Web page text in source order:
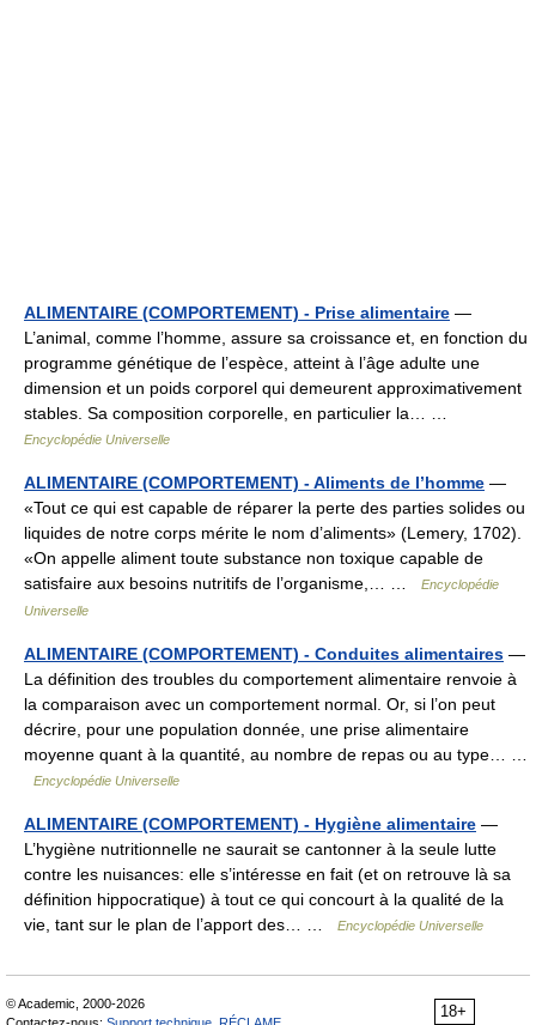
ALIMENTAIRE (COMPORTEMENT) - Prise alimentaire —
L’animal, comme l’homme, assure sa croissance et, en fonction du
programme génétique de l’espèce, atteint à l’âge adulte une
dimension et un poids corporel qui demeurent approximativement
stables. Sa composition corporelle, en particulier la… …
Encyclopédie Universelle
ALIMENTAIRE (COMPORTEMENT) - Aliments de l’homme —
«Tout ce qui est capable de réparer la perte des parties solides ou
liquides de notre corps mérite le nom d’aliments» (Lemery, 1702).
«On appelle aliment toute substance non toxique capable de
satisfaire aux besoins nutritifs de l’organisme,… …
Encyclopédie
Universelle
ALIMENTAIRE (COMPORTEMENT) - Conduites alimentaires —
La définition des troubles du comportement alimentaire renvoie à
la comparaison avec un comportement normal. Or, si l’on peut
décrire, pour une population donnée, une prise alimentaire
moyenne quant à la quantité, au nombre de repas ou au type… …
Encyclopédie Universelle
ALIMENTAIRE (COMPORTEMENT) - Hygiène alimentaire —
L’hygiène nutritionnelle ne saurait se cantonner à la seule lutte
contre les nuisances: elle s’intéresse en fait (et on retrouve là sa
définition hippocratique) à tout ce qui concourt à la qualité de la
vie, tant sur le plan de l’apport des… …
Encyclopédie Universelle
18+
© Academic, 2000-2026